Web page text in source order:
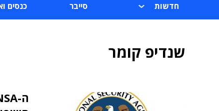
חדשות סייבר כנסים
שנדיפ קומר